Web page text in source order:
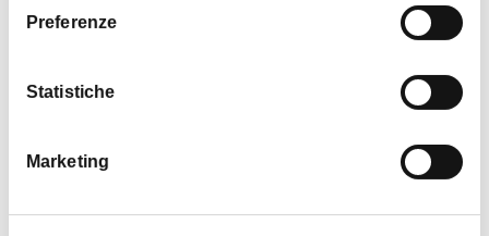
Preferenze
Statistiche
Marketing
入Via degli Albari然后左转到Via Albiroli，马上
右边在Via Sant’Alò的是Prendiparte塔，也
叫作Coronata塔。一直走到Via Altabella会看到
德斯塔宫的交叉拱顶，一直到Piazza Re Enzo广
就能看到Arengo塔，回到马焦雷广场不要忘记